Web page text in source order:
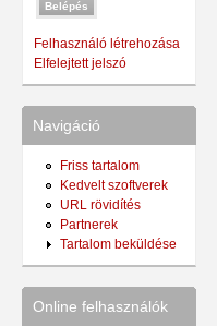
Felhasználó létrehozása
Elfelejtett jelszó
Navigáció
Friss tartalom
Kedvelt szoftverek
URL rövidítés
Partnerek
Tartalom beküldése
Online felhasználók